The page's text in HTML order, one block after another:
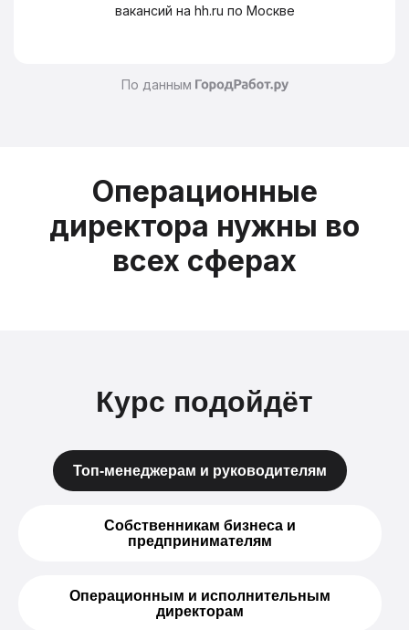
вакансий на hh.ru по Москве
По данным
Операционные
директора нужны во
всех сферах
Курс подойдёт
Топ-менеджерам и руководителям
Собственникам бизнеса и
предпринимателям
Операционным и исполнительным
директорам